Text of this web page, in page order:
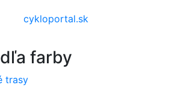
cykloportal.sk
farby
trasy